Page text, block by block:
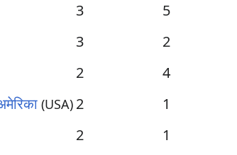
3 5
3 2
2 4
(USA) 2 1
2 1